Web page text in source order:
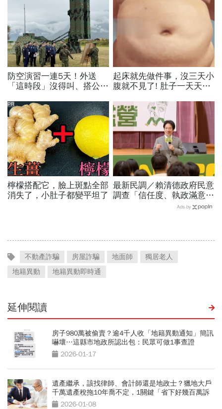
防空演習一連5天！外送
「這時段」沒得叫、搭公車
制方式、斷網時間…違者罰
15萬
起床就先做件事，沒三天小
腹就不見了! 肚子一天天變
檸檬搭配它，臉上斑點全部
消失了，小肚子都變平坦了
PR
最新民調／賴清德政府民意
調查「信任度、執政滿意
度」雙升，不滿意比率下
Ads by
不動產詐騙 房屋詐騙 地面師
獨居老人
地籍異動
地籍異動即時通
延伸閱讀
房子980萬被偷賣？逾4千人收「地籍異動通知」簡訊
嚇壞…這縣市地政所認出包：民眾可做1事查證
2026-01-17
遺產繼承，該找律師、會計師還是地政士？獵地大戶
千萬遺產稅拖10年喬不定，1關鍵「省下好幾百萬訴
訟費」
2026-01-08